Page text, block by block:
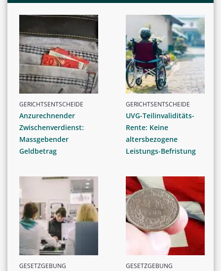
GERICHTSENTSCHEIDE
Anzurechnender
Zwischenverdienst:
Massgebender
Geldbetrag
GERICHTSENTSCHEIDE
UVG-Teilinvaliditäts-
Rente: Keine
altersbezogene
Leistungs-Befristung
GESETZGEBUNG GESETZGEBUNG